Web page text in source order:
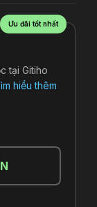
Ưu đãi tốt nhất
tại Gitiho
hiểu thêm